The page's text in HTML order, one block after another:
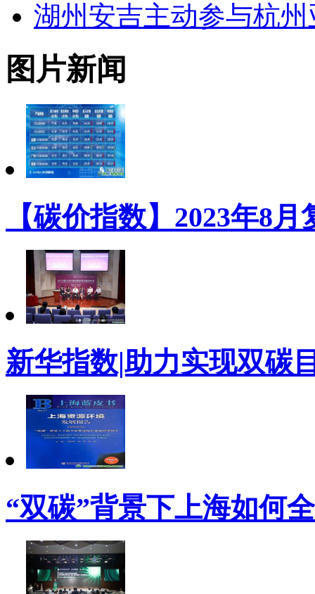
湖州安吉主动参与杭
图片新闻
【碳价指数】2023年8
新华指数|助力实现双碳
“双碳”背景下上海如何